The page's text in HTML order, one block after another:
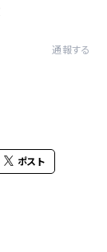
通報する
ポスト